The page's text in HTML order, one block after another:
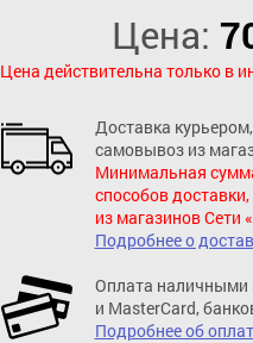
Цена:
Цена действительна только в
Доставка
самовывоз из
Минимальная
способов
из магазинов Сети
Подробнее о
Оплата наличными
и MasterCard,
Подробнее об